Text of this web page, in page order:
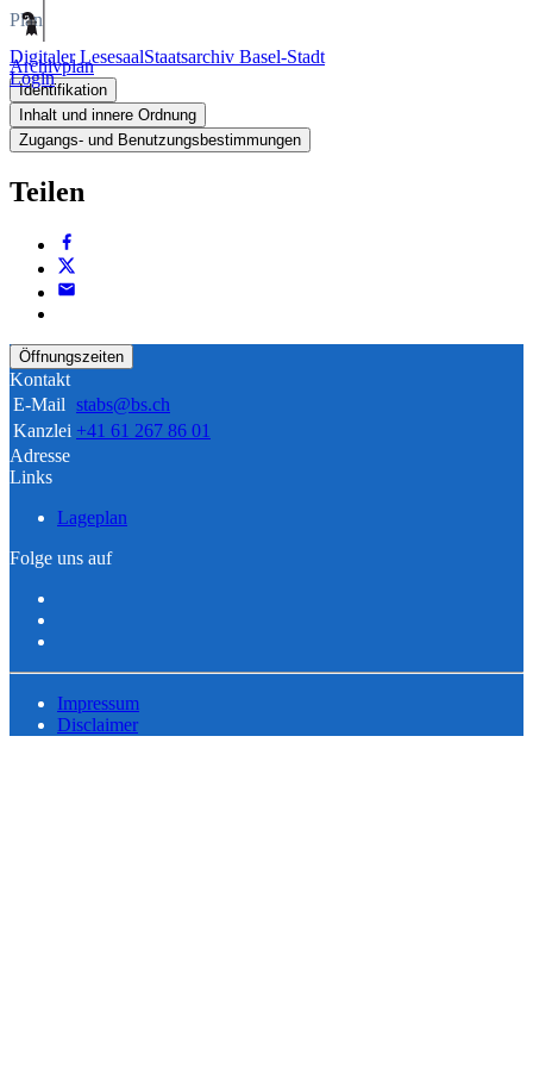
Digitaler LesesaalStaatsarchiv Basel-Stadt
Login
Plan
Archivplan
Identifikation
Inhalt und innere Ordnung
Zugangs- und Benutzungsbestimmungen
Teilen
Öffnungszeiten
Kontakt
E-Mail stabs@bs.ch
Kanzlei +41 61 267 86 01
Adresse
Links
Lageplan
Folge uns auf
Impressum
Disclaimer